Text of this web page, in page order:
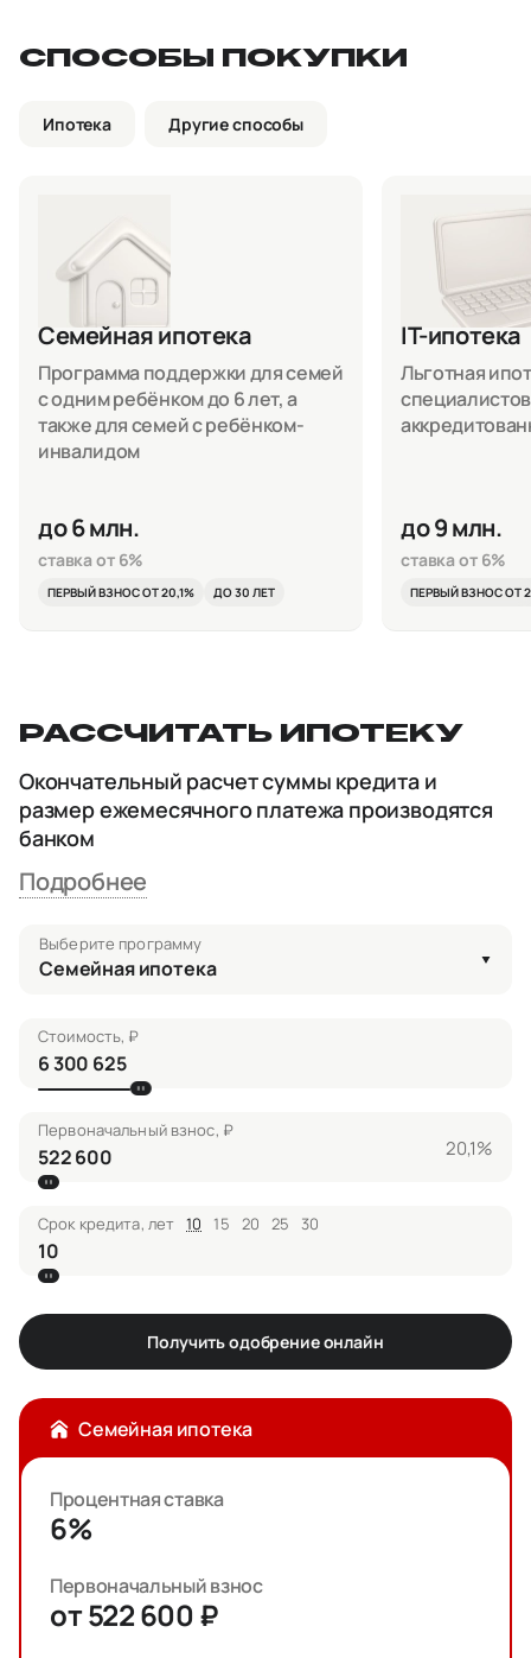
СПОСОБЫ ПОКУПКИ
Ипотека Другие способы
Семейная ипотека
Программа поддержки для семей
с одним ребёнком до 6 лет, а
также для семей с ребёнком-
инвалидом
до 6 млн.
ставка от 6%
ПЕРВЫЙ ВЗНОС ОТ 20,1% ДО 30 ЛЕТ
IT-ипотека
Льготная
до 9 млн.
ставка от 6%
ПЕРВЫЙ ВЗНОС ОТ
РАССЧИТАТЬ ИПОТЕКУ
Окончательный расчет суммы кредита и
размер ежемесячного платежа производятся
банком
Подробнее
Выберите программу
Семейная ипотека
Стоимость, ₽
Первоначальный взнос, ₽
20,1%
Срок кредита, лет 10 15 20 25 30
Получить одобрение онлайн
Семейная ипотека
Процентная ставка
6%
Первоначальный взнос
от 522 600 ₽